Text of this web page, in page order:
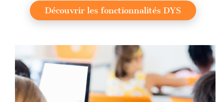
Découvrir les fonctionnalités DYS